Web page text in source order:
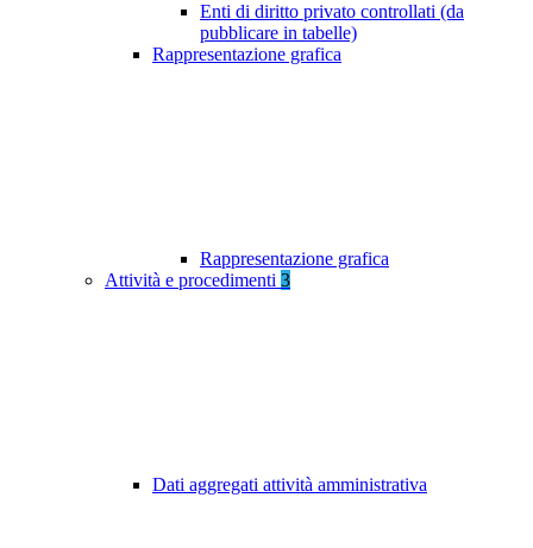
Enti di diritto privato controllati (da
pubblicare in tabelle)
Rappresentazione grafica
Rappresentazione grafica
Attività e procedimenti 3
Dati aggregati attività amministrativa